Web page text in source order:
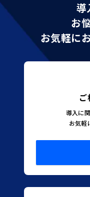
導
お
お気軽に
ご
導入に
お気軽